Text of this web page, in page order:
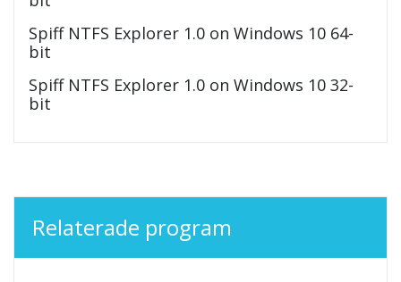
Spiff NTFS Explorer 1.0 on Windows 10 64-
bit
Spiff NTFS Explorer 1.0 on Windows 10 32-
bit
Relaterade program